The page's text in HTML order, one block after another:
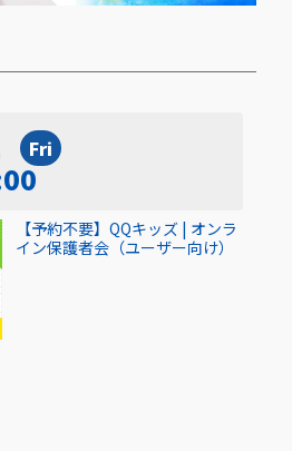
Fri
【予約不要】QQキッズ | オンラ
イン保護者会（ユーザー向け）